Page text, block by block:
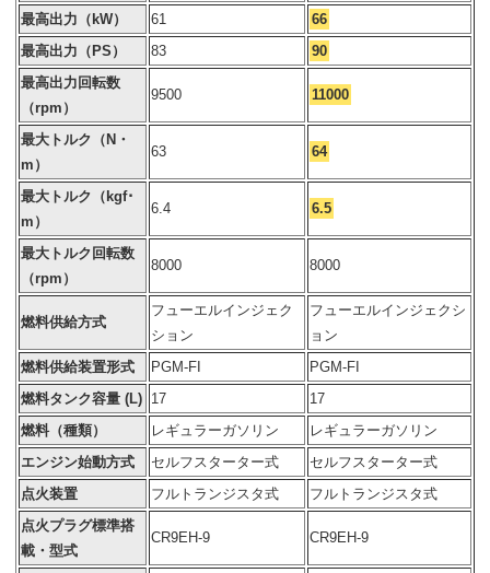
最高出力（kW）
61
66
最高出力（PS）
83
90
最高出力回転数
（rpm）
9500 11000
最大トルク（N・
m）
63 64
最大トルク（kgf･
m）
6.4 6.5
最大トルク回転数
（rpm）
8000 8000
燃料供給方式
フューエルインジェク
ション
フューエルインジェクシ
ョン
燃料供給装置形式
PGM-FI
PGM-FI
燃料タンク容量 (L) 17
17
燃料（種類）
レギュラーガソリン
レギュラーガソリン
エンジン始動方式
セルフスターター式
セルフスターター式
点火装置
フルトランジスタ式
フルトランジスタ式
点火プラグ標準搭
載・型式
CR9EH-9 CR9EH-9